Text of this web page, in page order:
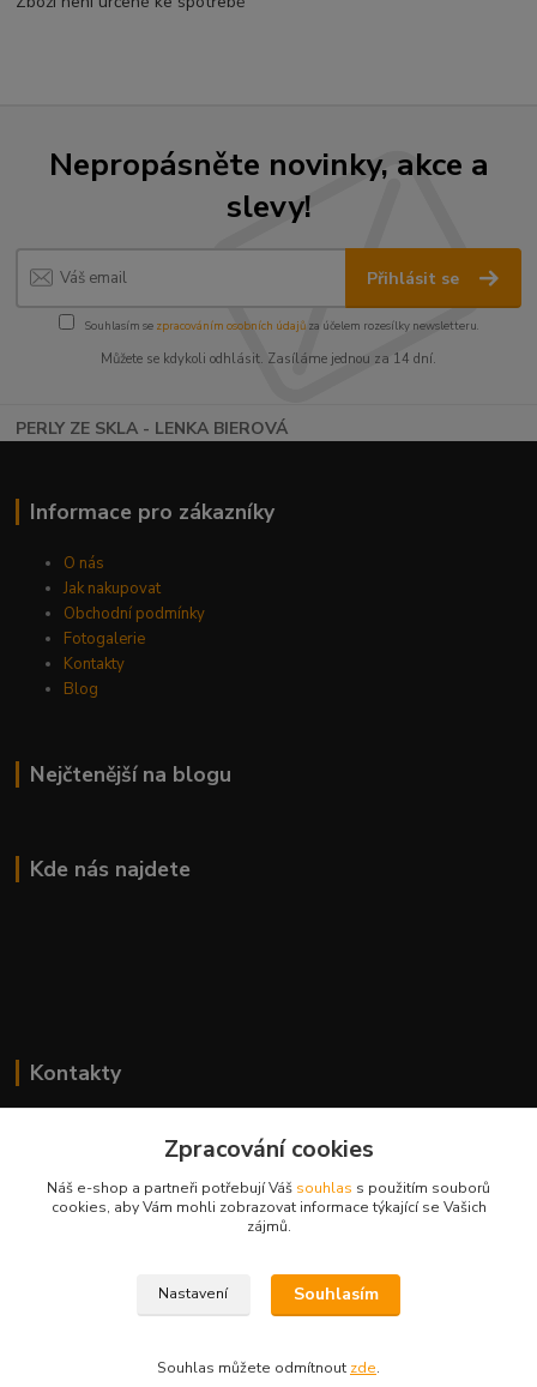
Nepropásněte novinky, akce a
slevy!
Přihlásit se
Souhlasím se zpracováním osobních údajůza účelem rozesílky newsletteru.
Můžete se kdykoli odhlásit. Zasíláme jednou za 14 dní.
PERLY ZE SKLA - LENKA BIEROVÁ
Informace pro zákazníky
O nás
Jak nakupovat
Obchodní podmínky
Fotogalerie
Kontakty
Blog
Nejčtenější na blogu
Kde nás najdete
Kontakty
+420 777 083 918
lenka.bierova@seznam.cz
Zpracování cookies
Náš e-shop a partneři potřebují Váš souhlas s použitím souborů
cookies, aby Vám mohli zobrazovat informace týkající se Vašich
zájmů.
Nastavení Souhlasím
Souhlas můžete odmítnout zde.